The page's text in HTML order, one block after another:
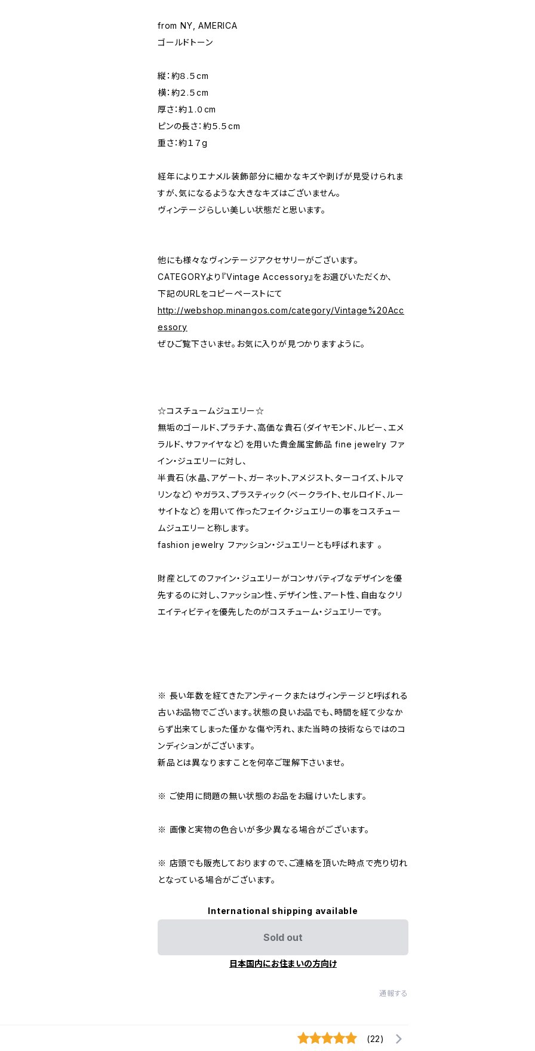
from NY, AMERICA
ゴールドトーン
縦：約８.５cm
横：約２.５cm
厚さ：約１.０cm
ピンの長さ：約５.５cm
重さ：約１７g
経年によりエナメル装飾部分に細かなキズや剥げが見受けられま
すが、気になるような大きなキズはございません。
ヴィンテージらしい美しい状態だと思います。
他にも様々なヴィンテージアクセサリーがございます。
CATEGORYより『Vintage Accessory』をお選びいただくか、
下記のURLをコピーペーストにて
http://webshop.minangos.com/category/Vintage%20Acc
essory
ぜひご覧下さいませ。お気に入りが見つかりますように。
☆コスチュームジュエリー☆
無垢のゴールド、プラチナ、高価な貴石（ダイヤモンド、ルビー、エメ
ラルド、サファイヤなど）を用いた貴金属宝飾品 fine jewelry ファ
イン・ジュエリーに対し、
半貴石（水晶、アゲート、ガーネット、アメジスト、ターコイズ、トルマ
リンなど）やガラス、プラスティック（ベークライト、セルロイド、ルー
サイトなど）を用いて作ったフェイク・ジュエリーの事をコスチュー
ムジュエリーと称します。
fashion jewelry ファッション・ジュエリーとも呼ばれます 。
財産としてのファイン・ジュエリーがコンサバティブなデザインを優
先するのに対し、ファッション性、デザイン性、アート性、自由なクリ
エイティビティを優先したのがコスチューム・ジュエリーです。
※ 長い年数を経てきたアンティークまたはヴィンテージと呼ばれる
古いお品物でございます。状態の良いお品でも、時間を経て少なか
らず出来てしまった僅かな傷や汚れ、また当時の技術ならではのコ
ンディションがございます。
新品とは異なりますことを何卒ご理解下さいませ。
※ ご使用に問題の無い状態のお品をお届けいたします。
※ 画像と実物の色合いが多少異なる場合がございます。
※ 店頭でも販売しておりますので、ご連絡を頂いた時点で売り切れ
となっている場合がございます。
International shipping available
Sold out
日本国内にお住まいの方向け
通報する
(22)